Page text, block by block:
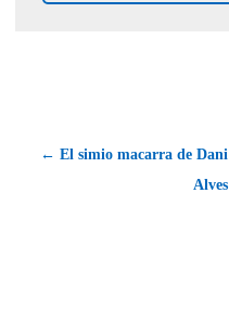
← El simio macarra de Dani
Alves